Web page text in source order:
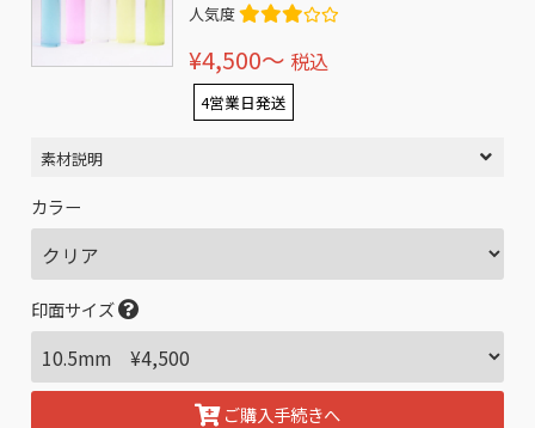
人気度
¥4,500〜 税込
4営業日発送
素材説明
カラー
印面サイズ
ご購入手続きへ